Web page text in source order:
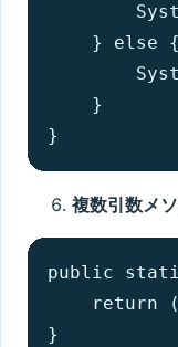
    } else {
    }
}
複数引数メ
public
return
}